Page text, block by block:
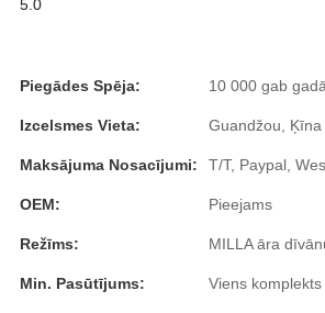
5.0
Piegādes Spēja: 10 000 gab gadā
Izcelsmes Vieta: Guandžou, Ķīna
Maksājuma Nosacījumi: T/T, Paypal,
OEM: Pieejams
Režīms: MILLA āra
Min. Pasūtījums: Viens komplekts